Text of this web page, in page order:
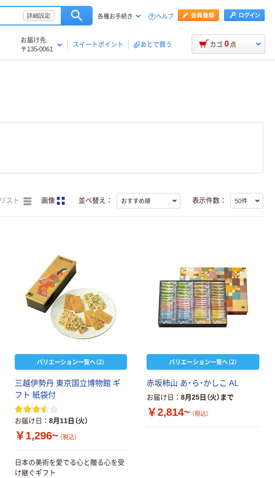
詳細設定 各種お手続き ヘルプ
お届け先
〒135-0061
スイートポイント あとで買う カゴ 0 点
リスト 画像 並べ替え： 表示件数：
バリエーション一覧へ（2）
三越伊勢丹 東京国立博物館 ギ
フト 紙袋付
お届け日 8月11日（火）
￥1,296~ （税込）
日本の美術を愛でる心と贈る心を受
け継ぐギフト
バリエーション一覧へ（2）
赤坂柿山 あ・ら・かしこ AL
お届け日 8月25日（火）まで
￥2,814~ （税込）